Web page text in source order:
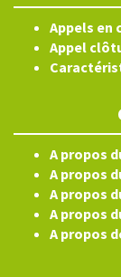
Appels en
Appel
A propos
A propos
A propos
A propos
A propos